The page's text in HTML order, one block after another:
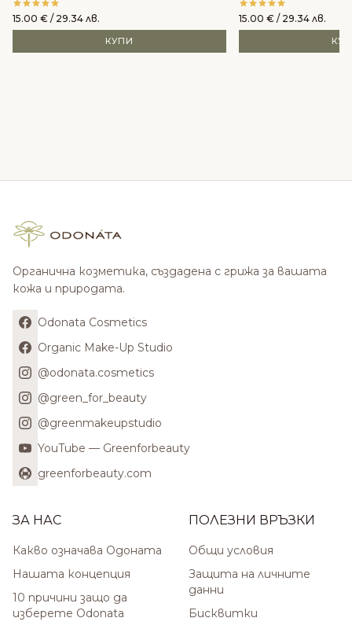
15.00 € / 29.34 лв.
КУПИ
15.00 € / 29.34 лв.
Органична козметика, създадена с грижа за вашата
кожа и природата.
Odonata Cosmetics
Organic Make-Up Studio
@odonata.cosmetics
@green_for_beauty
@greenmakeupstudio
YouTube — Greenforbeauty
greenforbeauty.com
ЗА НАС
Какво означава Одоната
Нашата концепция
10 причини защо да
изберете Odonata
ПОЛЕЗНИ ВРЪЗКИ
Общи условия
Защита на личните
данни
Бисквитки